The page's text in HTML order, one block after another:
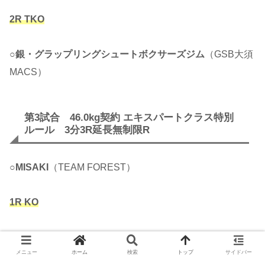
2R TKO
○銀・グラップリングシュートボクサーズジム （GSB大須
MACS）
第3試合 46.0kg契約 エキスパートクラス特別
ルール 3分3R延長無制限R
○ MISAKI （TEAM FOREST）
1R KO
ホンヨック・パッサノンジム
メニュー ホーム 検索 トップ サイドバー